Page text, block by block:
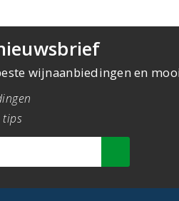
wijnaanbiedingen en
tips